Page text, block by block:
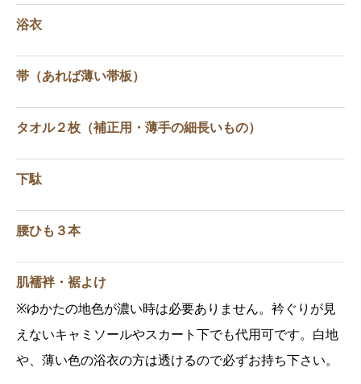
浴衣
帯（あれば薄い帯板）
タオル２枚（補正用・薄手の細長いもの）
下駄
腰ひも３本
肌襦袢・裾よけ
※ゆかたの地色が濃い時は必要ありません。衿ぐりが見
えないキャミソールやスカート下でも代用可です。白地
や、薄い色の浴衣の方は透けるので必ずお持ち下さい。